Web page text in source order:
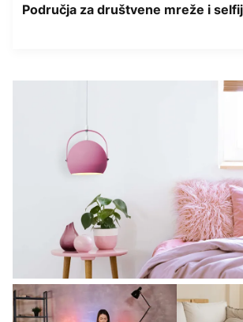
Područja za društvene mreže i